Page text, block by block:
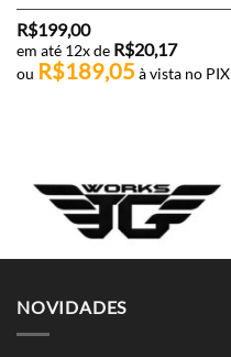
R$199,00
em até 12x de R$20,17
ou R$189,05 à vista no PIX
NOVIDADES